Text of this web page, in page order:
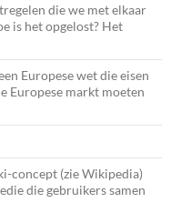
die we met elkaar
is het opgelost? Het
Europese wet die eisen
Europese markt moeten
concept (zie Wikipedia)
die gebruikers samen